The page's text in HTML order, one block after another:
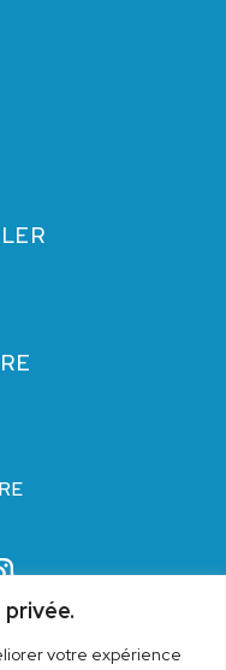
votre expérience